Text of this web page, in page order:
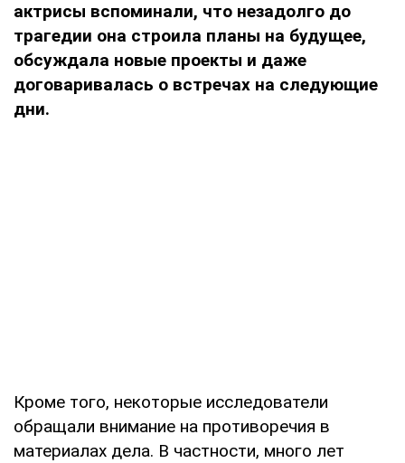
актрисы вспоминали, что незадолго до
трагедии она строила планы на будущее,
обсуждала новые проекты и даже
договаривалась о встречах на следующие
дни.
Кроме того, некоторые исследователи
обращали внимание на противоречия в
материалах дела. В частности, много лет